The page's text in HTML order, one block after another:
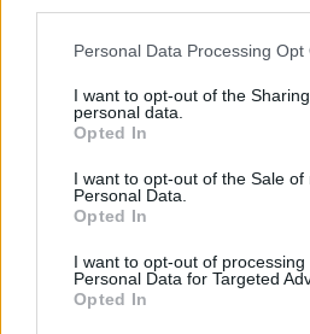
Please note that this website/app
not limited to your visit or usage
grant or deny consent to Google
use your data for below specified
consent section.
Personal Data Processing Opt
I want to opt-out of the
personal data.
Opted In
I want to opt-out of the Sale of
Personal Data.
Opted In
I want to opt-out of processing
Personal Data for Targeted
Opted In
FacebookTwitter Pinterest
ΠΡΟΗΓΟΎΜΕΝΟ ΆΡΘΡΟ
Απρίλιος 2026: Ο πιο τολμηρός
περιμένει ανάλογα με την
ημερομηνία γέννησής σας